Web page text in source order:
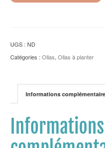
UGS : ND
Catégories : Ollas, Ollas à planter
Informations
Informations